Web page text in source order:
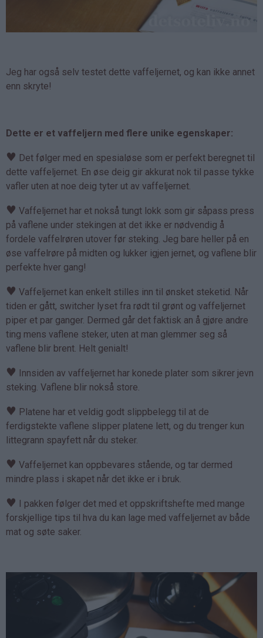
Jeg har også selv testet dette vaffeljernet, og kan ikke annet
enn skryte!
Dette er et vaffeljern med flere unike egenskaper:
♥ Det følger med en spesialøse som er perfekt beregnet til
dette vaffeljernet. En øse deig gir akkurat nok til passe tykke
vafler uten at noe deig tyter ut av vaffeljernet.
♥ Vaffeljernet har et nokså tungt lokk som gir såpass press
på vaflene under stekingen at det ikke er nødvendig å
fordele vaffelrøren utover før steking. Jeg bare heller på en
øse vaffelrøre på midten og lukker igjen jernet, og vaflene blir
perfekte hver gang!
♥ Vaffeljernet kan enkelt stilles inn til ønsket steketid. Når
tiden er gått, switcher lyset fra rødt til grønt og vaffeljernet
piper et par ganger. Dermed går det faktisk an å gjøre andre
ting mens vaflene steker, uten at man glemmer seg så
vaflene blir brent. Helt genialt!
♥ Innsiden av vaffeljernet har konede plater som sikrer jevn
steking. Vaflene blir nokså store.
♥ Platene har et veldig godt slippbelegg til at de
ferdigstekte vaflene slipper platene lett, og du trenger kun
littegrann spayfett når du steker.
♥ Vaffeljernet kan oppbevares stående, og tar dermed
mindre plass i skapet når det ikke er i bruk.
♥ I pakken følger det med et oppskriftshefte med mange
forskjellige tips til hva du kan lage med vaffeljernet av både
mat og søte saker.